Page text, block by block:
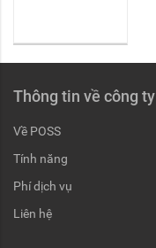
Thông tin về công ty
Về POSS
Tính năng
Phí dịch vụ
Liên hệ